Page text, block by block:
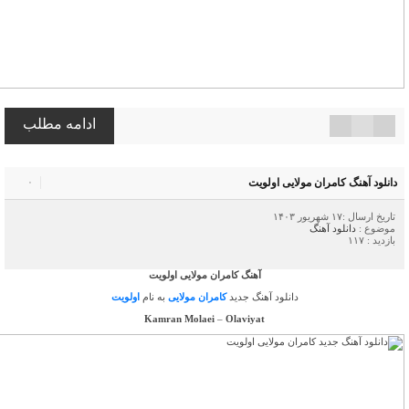
ادامه مطلب
۰ دانلود آهنگ کامران مولایی اولویت
تاریخ ارسال :۱۷ شهریور ۱۴۰۳
موضوع : دانلود آهنگ
بازدید : ۱۱۷
آهنگ کامران مولایی اولویت
دانلود آهنگ جدید کامران مولایی به ناماولویت
Kamran Molaei – Olaviyat